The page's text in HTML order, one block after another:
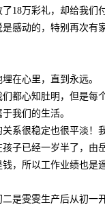
万彩礼，却给我们
感动的，特别再次有
在心里，直到永远。
心知肚明，但是每
我们的生活。
系很稳定也很平淡！
子已经一岁半了，由
，所以工作业绩也是
雯雯生产后从初一